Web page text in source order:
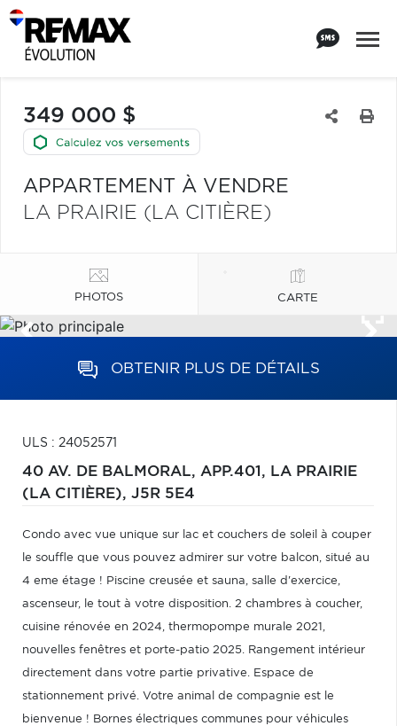
349 000 $
APPARTEMENT À VENDRE
LA PRAIRIE (LA CITIÈRE)
PHOTOS CARTE
OBTENIR PLUS DE DÉTAILS
ULS : 24052571
40 AV. DE BALMORAL, APP.401, LA PRAIRIE
(LA CITIÈRE), J5R 5E4
Condo avec vue unique sur lac et couchers de soleil à couper
le souffle que vous pouvez admirer sur votre balcon, situé au
4 eme étage ! Piscine creusée et sauna, salle d'exercice,
ascenseur, le tout à votre disposition. 2 chambres à coucher,
cuisine rénovée en 2024, thermopompe murale 2021,
nouvelles fenêtres et porte-patio 2025. Rangement intérieur
directement dans votre partie privative. Espace de
stationnement privé. Votre animal de compagnie est le
bienvenue ! Bornes électriques communes pour véhicules